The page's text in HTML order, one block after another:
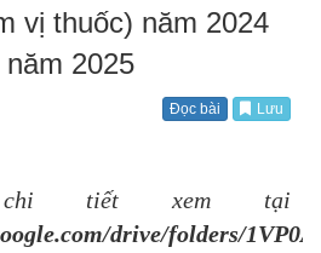
vị thuốc) năm 2024
2025
Đọc bài Lưu
tiết xem tại
drive/folders/